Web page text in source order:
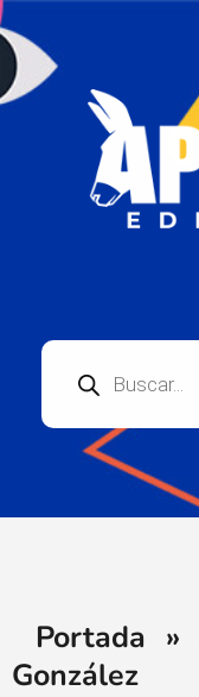
Portada »
González